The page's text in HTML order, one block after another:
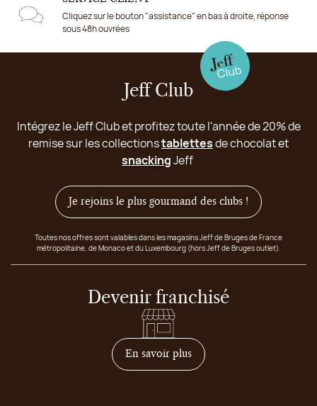
Cliquez sur le bouton "assistance" en bas à droite, réponse
sous 48h ouvrées
Jeff Club
Intégrez le Jeff Club et profitez toute l'année de 20% de
remise sur les collectionstablettesde chocolat et
snackingJeff
Je rejoins le plus gourmand des clubs !
Toutes nos offres sont valables dans les magasins Jeff de Bruges de France
métropolitaine, de Monaco et du Luxembourg (hors Jeff de Bruges outlet).
Devenir franchisé
En savoir plussur comment devenir